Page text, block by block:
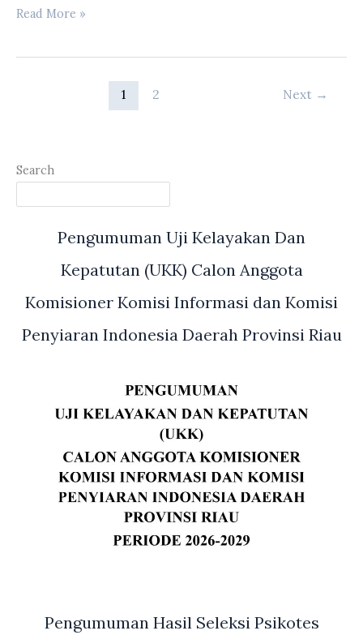
Komisi
Komisi
A
DPRD
Read More »
1 2 Next →
Search
Pengumuman Uji Kelayakan Dan
Kepatutan (UKK) Calon Anggota
Komisioner Komisi Informasi dan Komisi
Penyiaran Indonesia Daerah Provinsi Riau
Pengumuman Hasil Seleksi Psikotes